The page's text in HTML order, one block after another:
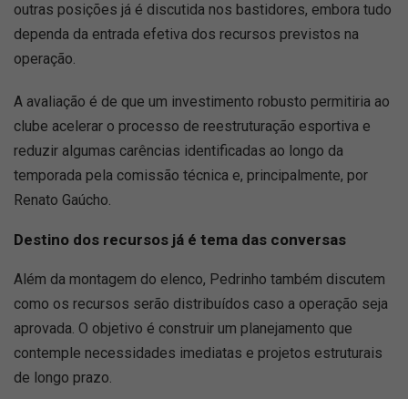
outras posições já é discutida nos bastidores, embora tudo
dependa da entrada efetiva dos recursos previstos na
operação.
A avaliação é de que um investimento robusto permitiria ao
clube acelerar o processo de reestruturação esportiva e
reduzir algumas carências identificadas ao longo da
temporada pela comissão técnica e, principalmente, por
Renato Gaúcho.
Destino dos recursos já é tema das conversas
Além da montagem do elenco, Pedrinho também discutem
como os recursos serão distribuídos caso a operação seja
aprovada. O objetivo é construir um planejamento que
contemple necessidades imediatas e projetos estruturais
de longo prazo.